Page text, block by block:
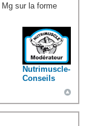
sur la forme
Nutrimuscle-
Conseils